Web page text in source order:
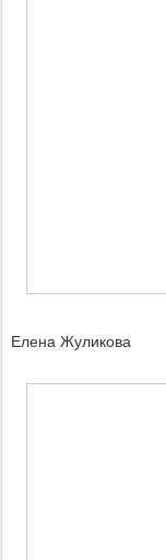
Елена Жуликова